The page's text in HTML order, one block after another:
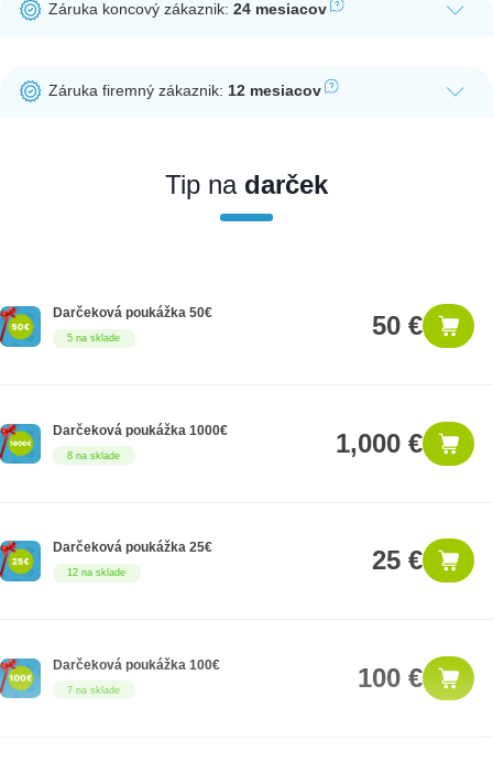
Záruka koncový zákaznik:24 mesiacov
potrebná registrácia zákazníckeho účtu.
Záruka firemný zákaznik:12 mesiacov
nakupovať ako firemný zákazník, musíte sa pred nákupom
registrovať. Registrácia podlieha overeniu.
Tip nadarček
5 na sklade
Darčeková poukážka 50€ 50 €
8 na sklade
Darčeková poukážka 1000€ 1,000 €
12 na sklade
Darčeková poukážka 25€ 25 €
7 na sklade
Darčeková poukážka 100€ 100 €